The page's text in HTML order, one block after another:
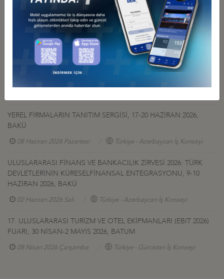
Diğer Duyurular
GÜRCİSTAN YATIRIM PROJELERİ HK.
27 Temmuz 2026 Pazartesi Türkiye - Gürcistan İş Konseyi
AFGANİSTAN TALK MADEN SAHASI GELİŞTİRME İHALESİ HK
YEREL FİRMALARIN TANITIM SERGİSİ, 17-20 HAZİRAN 2026,
BAKÜ
08 Haziran 2026 Pazartesi Türkiye - Azerbaycan İş Konseyi
ULUSLARARASI FİNANS VE BANKACILIK ZİRVESİ 2026: TÜRK
DEVLETLERİNİN KÜRESELFİNANSAL ENTEGRASYONU, 9-10
HAZİRAN 2026, BAKÜ
02 Haziran 2026 Salı Türkiye - Azerbaycan İş Konseyi
17. ULUSLARARASI TURİZM VE OTEL EKİPMANLARI (EBIT 2026)
FUARI, 30 NİSAN-2 MAYIS 2026, BATUM
08 Nisan 2026 Çarşamba Türkiye - Gürcistan İş Konseyi